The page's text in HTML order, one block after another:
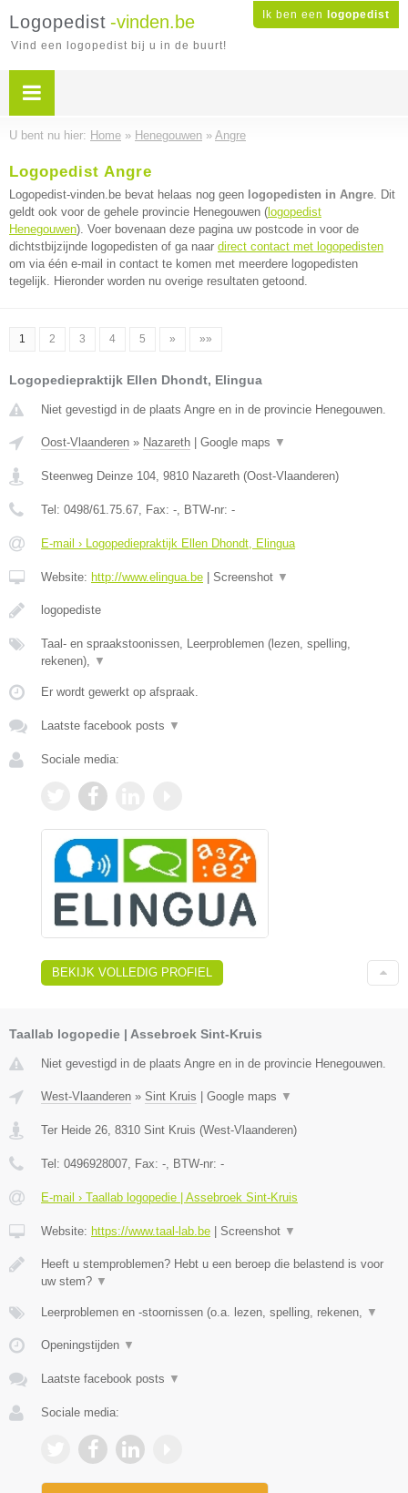
Ik ben een logopedist
Logopedist -vinden.be
Vind een logopedist bij u in de buurt!
U bent nu hier: Home » Henegouwen » Angre
Logopedist Angre
Logopedist-vinden.be bevat helaas nog geen logopedisten in Angre. Dit
geldt ook voor de gehele provincie Henegouwen ( logopedist
Henegouwen). Voer bovenaan deze pagina uw postcode in voor de
dichtstbijzijnde logopedisten of ga naar direct contact met logopedisten
om via één e-mail in contact te komen met meerdere logopedisten
tegelijk. Hieronder worden nu overige resultaten getoond.
1 2 3 4 5 » »»
Logopediepraktijk Ellen Dhondt, Elingua
Niet gevestigd in de plaats Angre en in de provincie Henegouwen.
Oost-Vlaanderen » Nazareth Google maps ▼
Steenweg Deinze 104, 9810 Nazareth (Oost-Vlaanderen)
Tel: 0498/61.75.67, Fax: -, BTW-nr: -
E-mail › Logopediepraktijk Ellen Dhondt, Elingua
Website: http://www.elingua.be Screenshot ▼
logopediste
Taal- en spraakstoonissen, Leerproblemen (lezen, spelling,
rekenen), ▼
Er wordt gewerkt op afspraak.
Laatste facebook posts ▼
Sociale media:
BEKIJK VOLLEDIG PROFIEL
Taallab logopedie | Assebroek Sint-Kruis
Niet gevestigd in de plaats Angre en in de provincie Henegouwen.
West-Vlaanderen » Sint Kruis Google maps ▼
Ter Heide 26, 8310 Sint Kruis (West-Vlaanderen)
Tel: 0496928007, Fax: -, BTW-nr: -
E-mail › Taallab logopedie | Assebroek Sint-Kruis
Website: https://www.taal-lab.be Screenshot ▼
Heeft u stemproblemen? Hebt u een beroep die belastend is voor
uw stem? ▼
Leerproblemen en -stoornissen (o.a. lezen, spelling, rekenen, ▼
Openingstijden ▼
Laatste facebook posts ▼
Sociale media: